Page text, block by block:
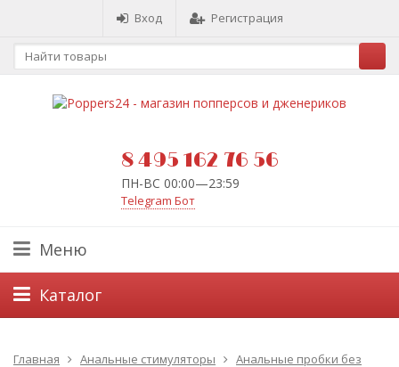
Вход Регистрация
8 495 162 76 56
ПН-ВС 00:00—23:59
Telegram Бот
Меню
Каталог
Главная Анальные стимуляторы
Анальные пробки без